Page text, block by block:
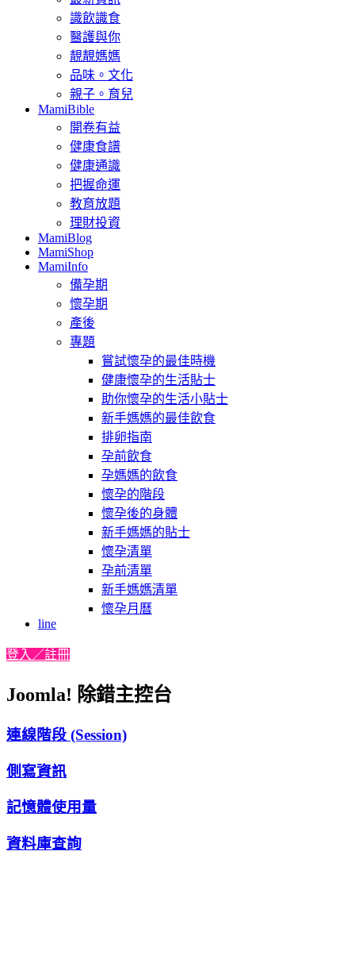
識飲識食
醫護與你
靚靚媽媽
品味。文化
親子。育兒
MamiBible
開卷有益
健康食譜
健康通識
把握命運
教育放題
理財投資
MamiBlog
MamiShop
MamiInfo
備孕期
懷孕期
產後
專題
嘗試懷孕的最佳時機
健康懷孕的生活貼士
助你懷孕的生活小貼士
新手媽媽的最佳飲食
排卵指南
孕前飲食
孕媽媽的飲食
懷孕的階段
懷孕後的身體
新手媽媽的貼士
懷孕清單
孕前清單
新手媽媽清單
懷孕月曆
line
登入／註冊
Joomla! 除錯主控台
連線階段 (Session)
側寫資訊
記憶體使用量
資料庫查詢